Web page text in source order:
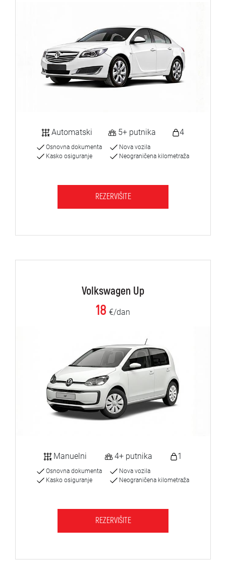
Automatski 5+ putnika 4
Osnovna dokumenta
Kasko osiguranje
Nova vozila
Neograničena kilometraža
REZERVIŠITE
Volkswagen Up
18 €/dan
Manuelni 4+ putnika 1
Osnovna dokumenta
Kasko osiguranje
Nova vozila
Neograničena kilometraža
REZERVIŠITE